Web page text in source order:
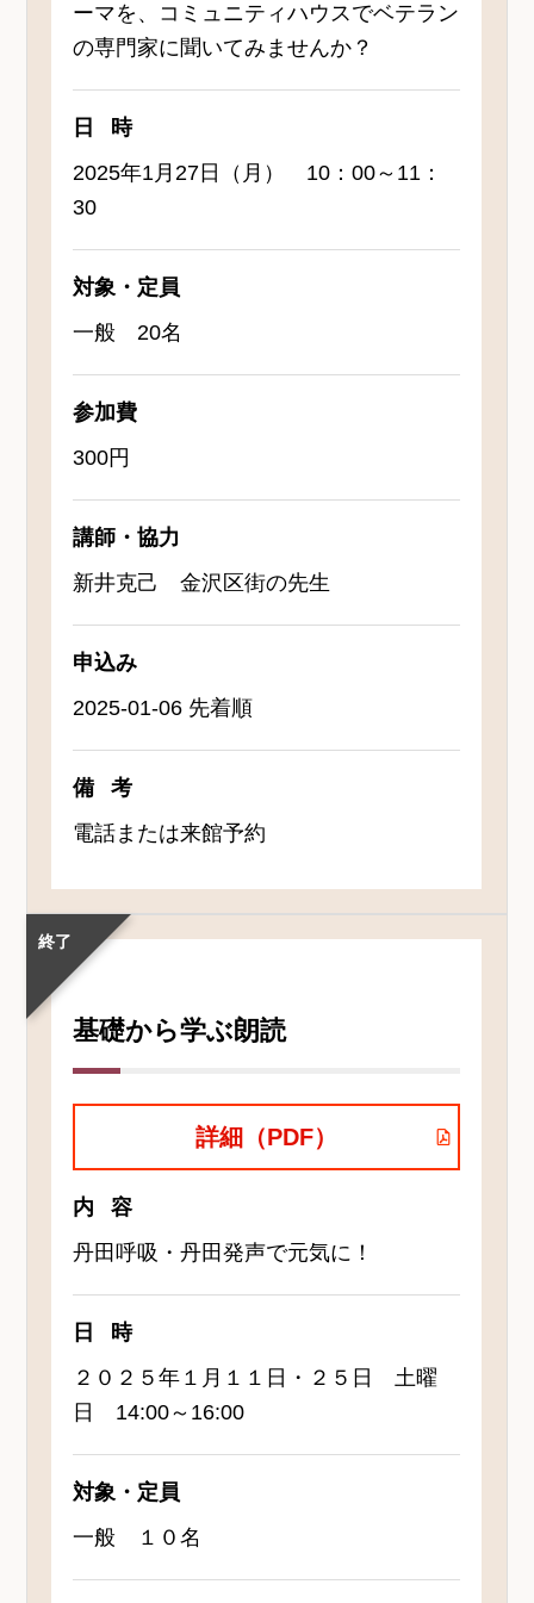
ーマを、コミュニティハウスでベテラン
の専門家に聞いてみませんか？
日時
2025年1月27日（月） 10：00～11：
30
対象・定員
一般 20名
参加費
300円
講師・協力
新井克己 金沢区街の先生
申込み
2025-01-06 先着順
備考
電話または来館予約
終了
基礎から学ぶ朗読
詳細（PDF）
内容
丹田呼吸・丹田発声で元気に！
日時
２０２５年１月１１日・２５日 土曜
日 14:00～16:00
対象・定員
一般 １０名